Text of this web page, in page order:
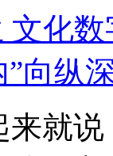
文化
”向纵
就